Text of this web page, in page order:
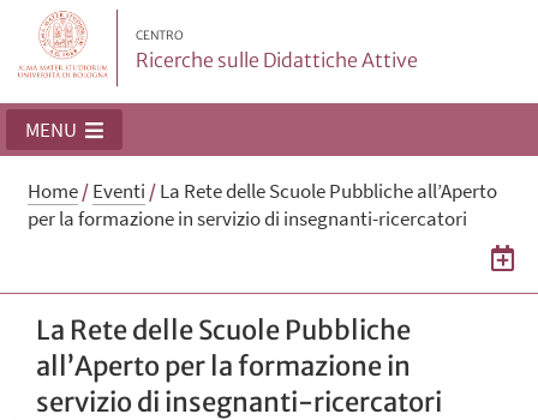
CENTRO
Ricerche sulle Didattiche Attive
MENU
Home/Eventi /La Rete delle Scuole Pubbliche all’Aperto
per la formazione in servizio di insegnanti-ricercatori
La Rete delle Scuole Pubbliche
all’Aperto per la formazione in
servizio di insegnanti-ricercatori